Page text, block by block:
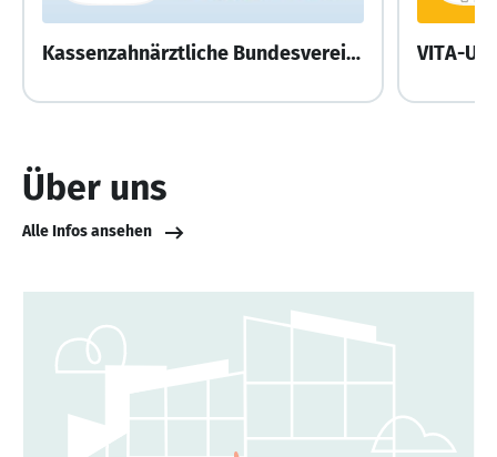
Kassenzahnärztliche Bundesvereinigung VITA-
Über uns
Alle Infos ansehen